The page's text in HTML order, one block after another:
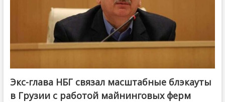
Экс-глава НБГ связал масштабные блэкауты
в Грузии с работой майнинговых ферм